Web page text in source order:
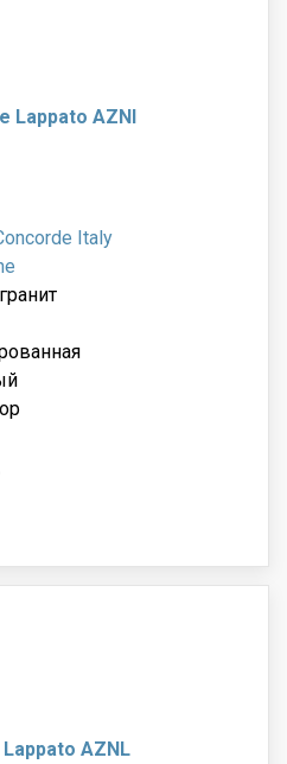
Lappato AZNI
Italy
AZNL